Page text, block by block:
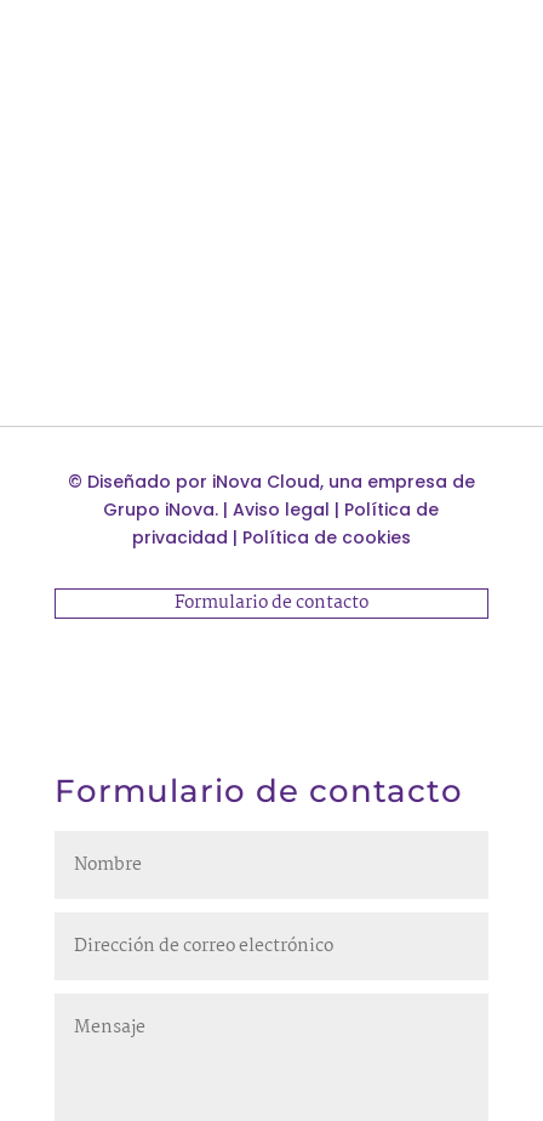
© Diseñado por iNova Cloud, una empresa de
Grupo iNova. |Aviso legal | Política de
privacidad | Política de cookies
Formulario de contacto
Formulario de contacto